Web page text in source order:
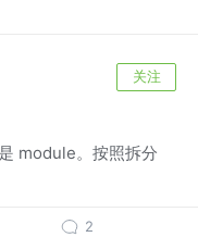
关注
module。按照拆分
2